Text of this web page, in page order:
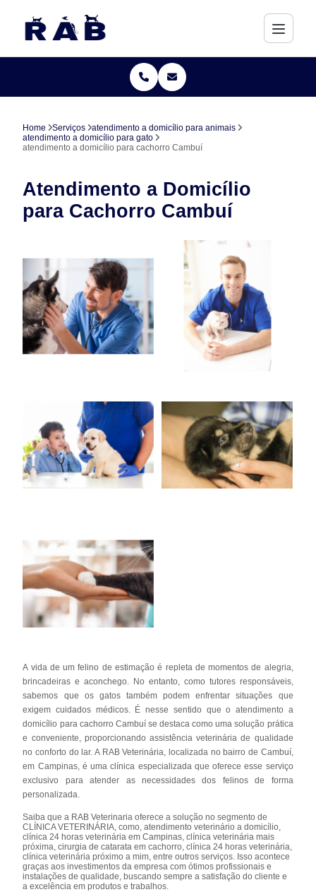
Home Serviços
atendimento a domicílio para animais
atendimento a domicílio para gato
atendimento a domicílio para cachorro Cambuí
Atendimento a Domicílio
para Cachorro Cambuí
A vida de um felino de estimação é repleta de momentos de alegria,
brincadeiras e aconchego. No entanto, como tutores responsáveis,
sabemos que os gatos também podem enfrentar situações que
exigem cuidados médicos. É nesse sentido que o atendimento a
domicílio para cachorro Cambuí se destaca como uma solução prática
e conveniente, proporcionando assistência veterinária de qualidade
no conforto do lar. A RAB Veterinária, localizada no bairro de Cambuí,
em Campinas, é uma clínica especializada que oferece esse serviço
exclusivo para atender as necessidades dos felinos de forma
personalizada.
Saiba que a RAB Veterinaria oferece a solução no segmento de
CLÍNICA VETERINÁRIA, como, atendimento veterinário a domicílio,
clínica 24 horas veterinária em Campinas, clínica veterinária mais
próxima, cirurgia de catarata em cachorro, clínica 24 horas veterinária,
clínica veterinária próximo a mim, entre outros serviços. Isso acontece
graças aos investimentos da empresa com ótimos profissionais e
instalações de qualidade, buscando sempre a satisfação do cliente e
a excelência em produtos e trabalhos.